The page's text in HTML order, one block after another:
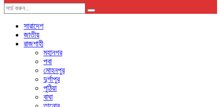
সারাদেশ
জাতীয়
রাজশাহী
মহানগর
পবা
মোহনপুর
দুর্গাপুর
পুঠিয়া
বাঘা